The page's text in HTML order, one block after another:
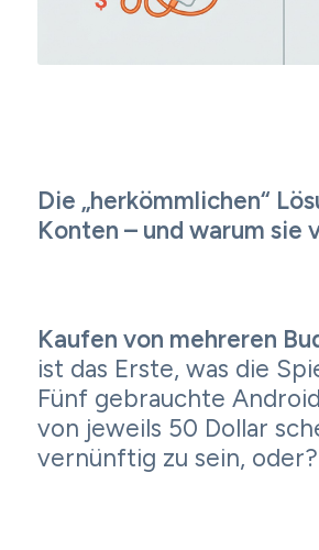
Die „herkömmlichen“
Konten – und warum sie
Kaufen von mehreren
ist das Erste, was die
Fünf gebrauchte
von jeweils 50 Dollar
vernünftig zu sein,